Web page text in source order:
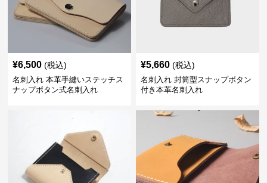
¥6,500 (税込)
名刺入れ 本革手縫いステッチス
ナップボタン式名刺入れ
¥5,660 (税込)
名刺入れ 封筒型スナップボタン
付き本革名刺入れ